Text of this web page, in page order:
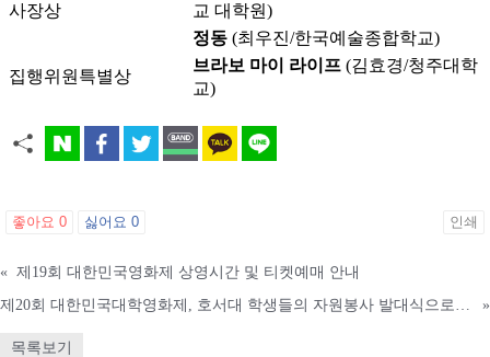
사장상
교 대학원)
정동 (최우진/한국예술종합학교)
집행위원특별상
브라보 마이 라이프 (김효경/청주대학
교)
좋아요 0 싫어요 0 인쇄
« 제19회 대한민국영화제 상영시간 및 티켓예매 안내
제20회 대한민국대학영화제, 호서대 학생들의 자원봉사 발대식으로 힘찬 첫걸음 시작
»
목록보기